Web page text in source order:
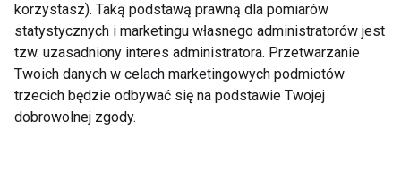
7 kolacji do 400 kcal,
które sycą i pomagają
przetrwać letnie upały
Pizza, kebab,
cheeseburger z
kaszą? Zaskakujące
pomysły kulinarne
korzystasz). Taką podstawą prawną dla pomiarów
statystycznych i marketingu własnego administratorów jest
tzw. uzasadniony interes administratora. Przetwarzanie
Twoich danych w celach marketingowych podmiotów
trzecich będzie odbywać się na podstawie Twojej
dobrowolnej zgody.